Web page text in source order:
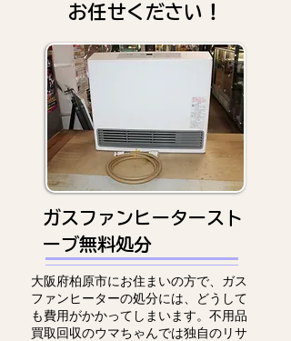
お任せください！
ガスファンヒータースト
ーブ無料処分
大阪府柏原市にお住まいの方で、ガス
ファンヒーターの処分には、どうして
も費用がかかってしまいます。不用品
買取回収のウマちゃんでは独自のリサ